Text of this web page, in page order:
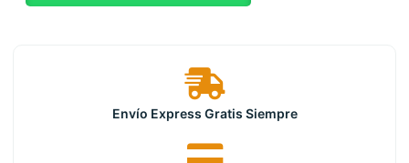
Envío Express Gratis Siempre